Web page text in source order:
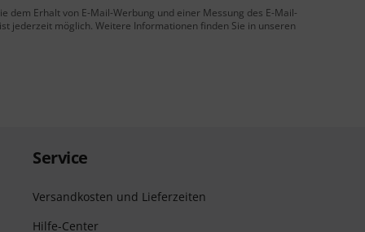
dem Erhalt von E-Mail-Werbung und einer Messung des E-Mail-
jederzeit möglich. Weitere Informationen finden Sie in unseren
Service
Versandkosten und Lieferzeiten
Hilfe-Center